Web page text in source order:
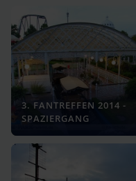
3. FANTREFFEN 2014 -
SPAZIERGANG